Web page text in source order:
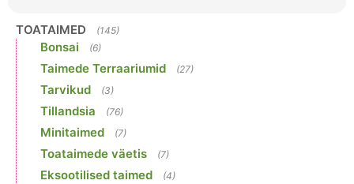
TOATAIMED (145)
Bonsai (6)
Taimede Terraariumid (27)
Tarvikud (3)
Tillandsia (76)
Minitaimed (7)
Toataimede väetis (7)
Eksootilised taimed (4)